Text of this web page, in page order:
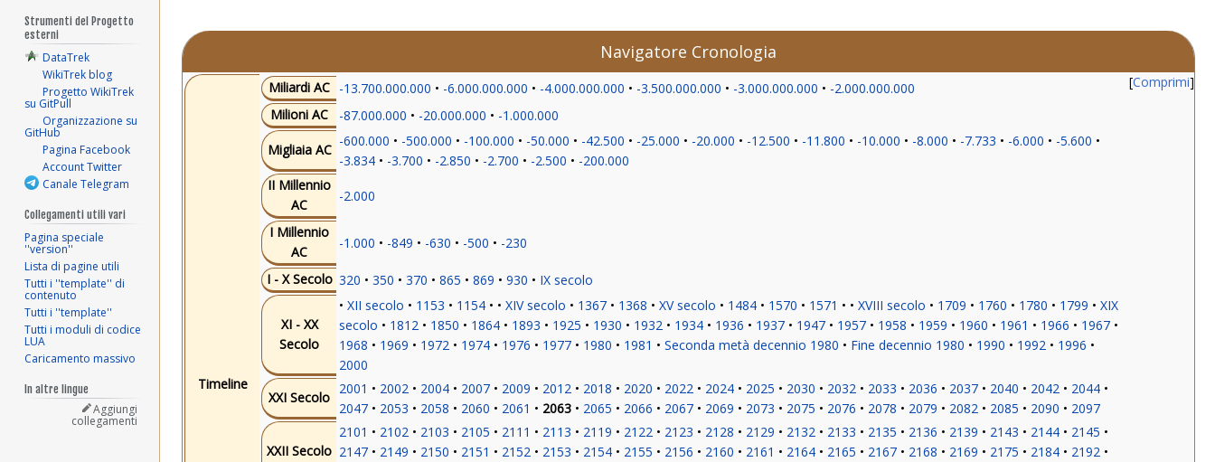
Navigatore Cronologia
Comprimi
Timeline
Miliardi AC -13.700.000.000 -6.000.000.000 -4.000.000.000 -3.500.000.000 -3.000.000.000
-2.000.000.000
Milioni AC
-87.000.000 -20.000.000
-1.000.000
Migliaia AC
-600.000 -500.000 -100.000 -50.000 -42.500 -25.000 -20.000 -12.500 -11.800 -10.000 -8.000 -7.733 -6.000
-5.600
-3.834
-3.700 -2.850 -2.700 -2.500
-200.000
II Millennio
AC
-2.000
I Millennio
AC
-1.000 -849 -630 -500 -230
I - X Secolo 320 350 370 865 869 930 IX secolo
XI - XX
Secolo
XII secolo 1153 1154 XIV secolo 1367 1368 XV secolo 1484 1570 1571 XVIII secolo 1709 1760 1780 1799
XIX
secolo
1812 1850 1864 1893 1925 1930 1932 1934 1936 1937 1947 1957 1958 1959 1960 1961 1966
1967
1968
1969 1972 1974 1976 1977 1980 1981 Seconda metà decennio 1980 Fine decennio 1980 1990 1992
1996
2000
XXI Secolo
2001 2002 2004 2007 2009 2012 2018 2020 2022 2024 2025 2030 2032 2033 2036 2037 2040 2042
2044
2047
2053 2058 2060 2061 2063 2065 2066 2067 2069 2073 2075 2076 2078 2079 2082 2085 2090 2097
XXII Secolo
2101 2102 2103 2105 2111 2113 2119 2122 2123 2128 2129 2132 2133 2135 2136 2139 2143 2144
2145
2147
2149 2150 2151 2152 2153 2154 2155 2156 2160 2161 2164 2165 2167 2168 2169 2175 2184
2192
Strumenti del Progetto
esterni
DataTrek
WikiTrek blog
Progetto WikiTrek
su GitPull
Organizzazione su
GitHub
Pagina Facebook
Account Twitter
Canale Telegram
Collegamenti utili vari
Pagina speciale
''version''
Lista di pagine utili
Tutti i ''template'' di
contenuto
Tutti i ''template''
Tutti i moduli di codice
LUA
Caricamento massivo
In altre lingue
Aggiungi
collegamenti